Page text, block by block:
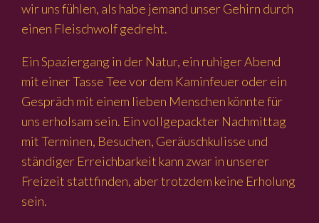
wir uns fühlen, als habe jemand unser Gehirn durch
einen Fleischwolf gedreht.
Ein Spaziergang in der Natur, ein ruhiger Abend
mit einer Tasse Tee vor dem Kaminfeuer oder ein
Gespräch mit einem lieben Menschen könnte für
uns erholsam sein. Ein vollgepackter Nachmittag
mit Terminen, Besuchen, Geräuschkulisse und
ständiger Erreichbarkeit kann zwar in unserer
Freizeit stattfinden, aber trotzdem keine Erholung
sein.